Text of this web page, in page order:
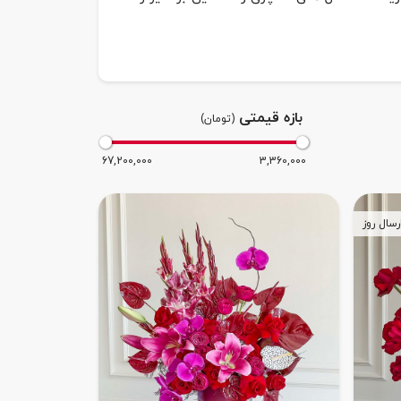
بازه قیمتی (تومان)
3,360,000
67,200,000
روز